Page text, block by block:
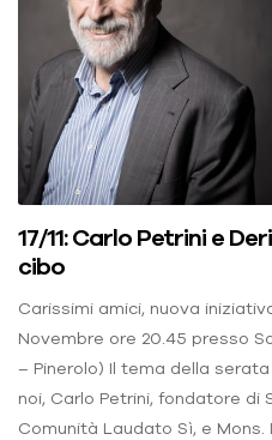
17/11: Carlo Petrini e
cibo
Carissimi amici, nuova
Novembre ore 20.45 presso
– Pinerolo) Il tema della
noi, Carlo Petrini, fondatore di
Comunità Laudato Sì, e